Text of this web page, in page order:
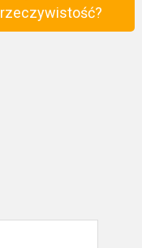
rzeczywistość?